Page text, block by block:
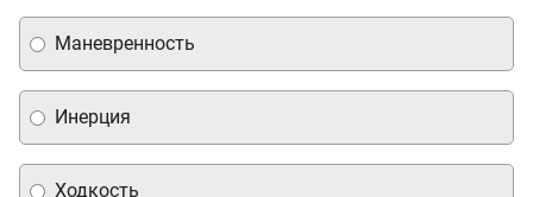
Ходкость
Инерция
Маневренность